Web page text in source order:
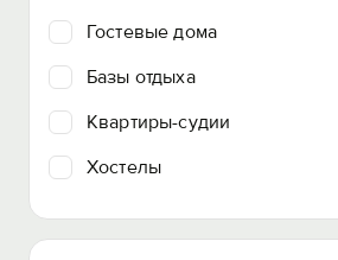
Гостевые дома
Базы отдыха
Квартиры-судии
Хостелы